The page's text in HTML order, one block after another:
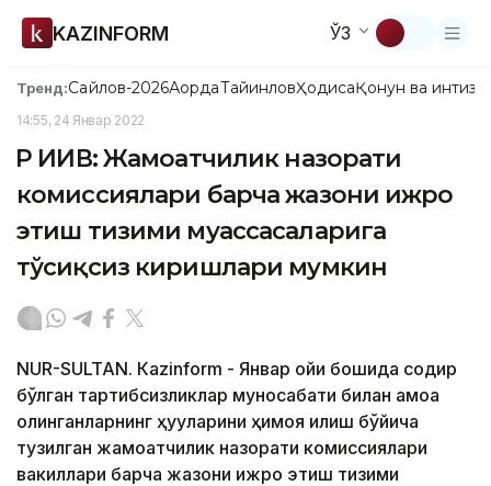
KAZINFORM ЎЗ
Тренд:Сайлов-2026АқордаТайинловҲодисаҚонун ва
14:55, 24 Январ 2022
ҚР ИИВ: Жамоатчилик назорати
комиссиялари барча жазони ижро
этиш тизими муассасаларига
тўсиқсиз киришлари мумкин
NUR-SULTAN. Кazinform - Январ ойи бошида содир
бўлган тартибсизликлар муносабати билан қамоққа
олинганларнинг ҳуқуқларини ҳимоя қилиш бўйича
тузилган жамоатчилик назорати комиссиялари
вакиллари барча жазони ижро этиш тизими